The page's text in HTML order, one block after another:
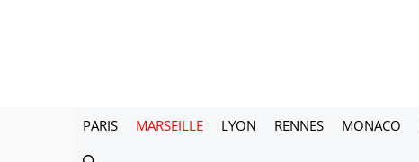
PARIS MARSEILLE LYON RENNES MONACO